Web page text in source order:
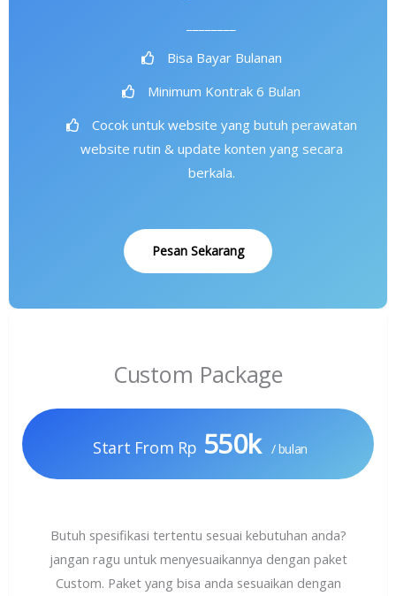
Bisa Bayar Bulanan
Minimum Kontrak 6 Bulan
Cocok untuk website yang butuh perawatan
website rutin & update konten yang secara
berkala.
Pesan Sekarang
Custom Package
Start From Rp 550k / bulan
Butuh spesifikasi tertentu sesuai kebutuhan anda?
jangan ragu untuk menyesuaikannya dengan paket
Custom. Paket yang bisa anda sesuaikan dengan